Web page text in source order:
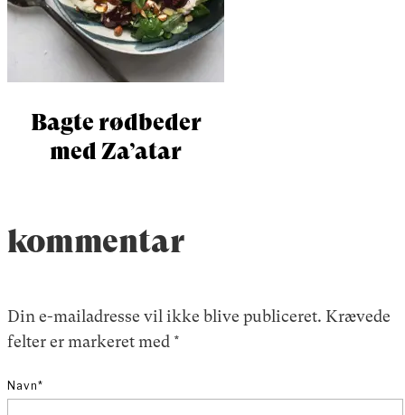
Bagte rødbeder
med Za’atar
kommentar
Din e-mailadresse vil ikke blive publiceret. Krævede
felter er markeret med *
Navn*